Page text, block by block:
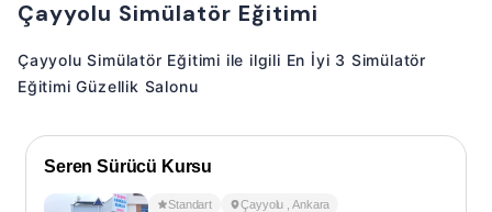
Çayyolu Simülatör Eğitimi
Çayyolu Simülatör Eğitimi ile ilgili En İyi 3 Simülatör
Eğitimi Güzellik Salonu
Seren Sürücü Kursu
Standart Çayyolu ,Ankara